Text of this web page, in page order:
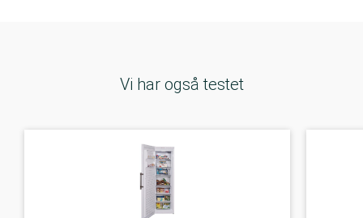
Vi har også testet